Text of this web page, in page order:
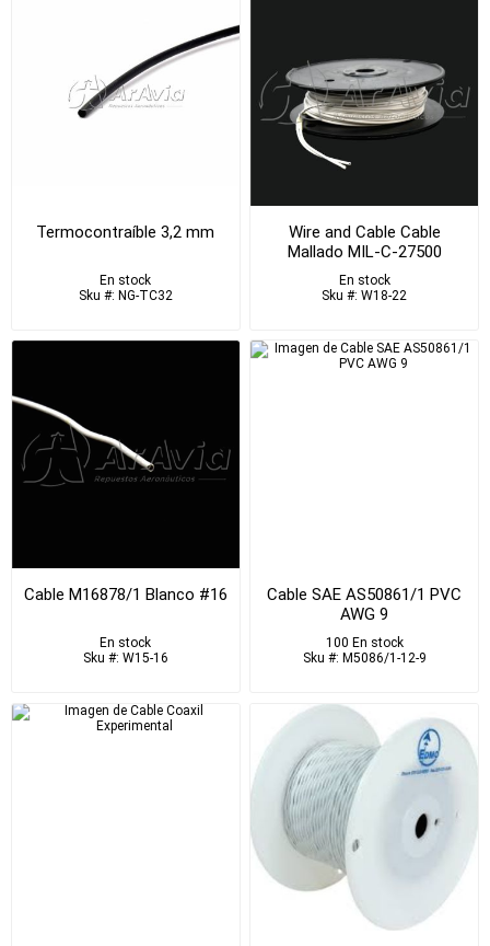
Termocontraíble 3,2 mm
En stock
Sku #: NG-TC32
Wire and Cable Cable
Mallado MIL-C-27500
En stock
Sku #: W18-22
Cable M16878/1 Blanco #16
En stock
Sku #: W15-16
Cable SAE AS50861/1 PVC
AWG 9
100 En stock
Sku #: M5086/1-12-9